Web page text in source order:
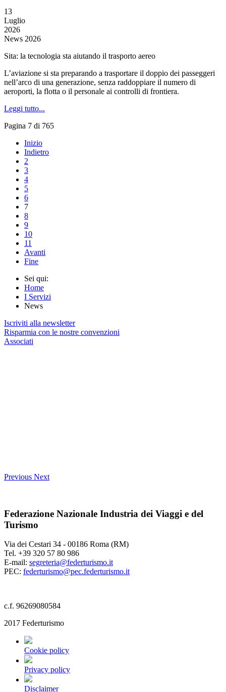
13
Luglio
2026
News 2026
Sita: la tecnologia sta aiutando il trasporto aereo
L’aviazione si sta preparando a trasportare il doppio dei passeggeri
nell’arco di una generazione, senza raddoppiare il numero di
aeroporti, la flotta o il personale ai controlli di frontiera.
Leggi tutto...
Pagina 7 di 765
Inizio
Indietro
2
3
4
5
6
7
8
9
10
11
Avanti
Fine
Sei qui:
Home
I Servizi
News
Iscriviti alla newsletter
Risparmia con le nostre convenzioni
Associati
Previous Next
Federazione Nazionale Industria dei Viaggi e del
Turismo
Via dei Cestari 34 - 00186 Roma (RM)
Tel. +39 320 57 80 986
E-mail: segreteria@federturismo.it
PEC: federturismo@pec.federturismo.it
c.f. 96269080584
2017 Federturismo
Cookie policy
Privacy policy
Disclaimer